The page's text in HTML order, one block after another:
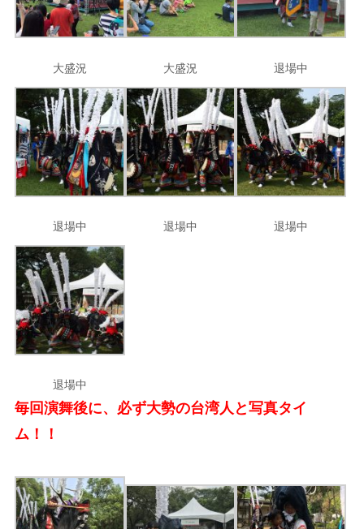
大盛況 大盛況 退場中
退場中 退場中 退場中
退場中
毎回演舞後に、必ず大勢の台湾人と写真タイ
ム！！